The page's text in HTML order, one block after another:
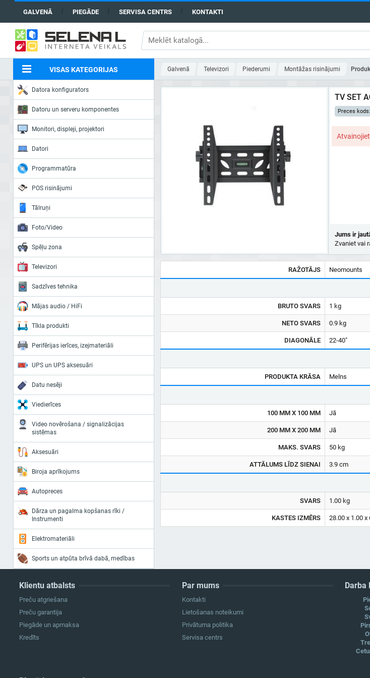
GALVENĀ PIEGĀDE SERVISA CENTRS KONTAKTI
VISAS KATEGORIJAS Galvenā Televizori Piederumi Montāžas risinājumi
Datora konfigurators
Datoru un serveru komponentes
Monitori, displeji, projektori
Datori
Programmatūra
POS risinājumi
Tālruņi
Foto/Video
Spēļu zona
Televizori
Sadzīves tehnika
Mājas audio / HiFi
Tīkla produkti
Perifērijas ierīces, izejmateriāli
UPS un UPS aksesuāri
Datu nesēji
Viedierīces
Video novērošana / signalizācijas
sistēmas
Aksesuāri
Biroja aprīkojums
Autopreces
Dārza un pagalma kopšanas rīki /
Instrumenti
Elektromateriāli
Sports un atpūta brīvā dabā, medības
TV SET
Preces
Jums ir
Zvaniet vai
RAŽOTĀJS Neomounts
BRUTO SVARS 1 kg
NETO SVARS 0.9 kg
DIAGONĀLE 22-40"
PRODUKTA KRĀSA Melns
100 MM X 100 MM Jā
200 MM X 200 MM Jā
MAKS. SVARS 50 kg
ATTĀLUMS LĪDZ SIENAI 3.9 cm
SVARS 1.00 kg
KASTES IZMĒRS 28.00 x 1.00 x
Klientu atbalsts
Preču atgriešana
Preču garantija
Piegāde un apmaksa
Kredīts
Par mums
Kontakti
Lietošanas noteikumi
Privātuma politika
Servisa centrs
Darba